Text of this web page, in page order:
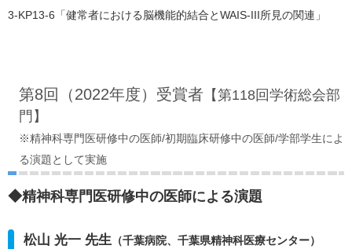
3-KP13-6「健常者における脳機能的結合とWAIS-III所見の関連」
第8回（2022年度）受賞者 【第118回学術総会部
門】
※精神科専門医研修中の医師/初期臨床研修中の医師/学部学生によ
る演題として実施
◆精神科専門医研修中の医師による演題
松山 光一 先生 （千葉病院、千葉県精神科医療センター）